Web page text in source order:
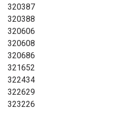
320387
320388
320606
320608
320686
321652
322434
322629
323226